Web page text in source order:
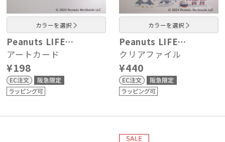
カラーを選択
Peanuts LIFE…
アートカード
¥198
カラーを選択
Peanuts LIFE…
クリアファイル
¥440